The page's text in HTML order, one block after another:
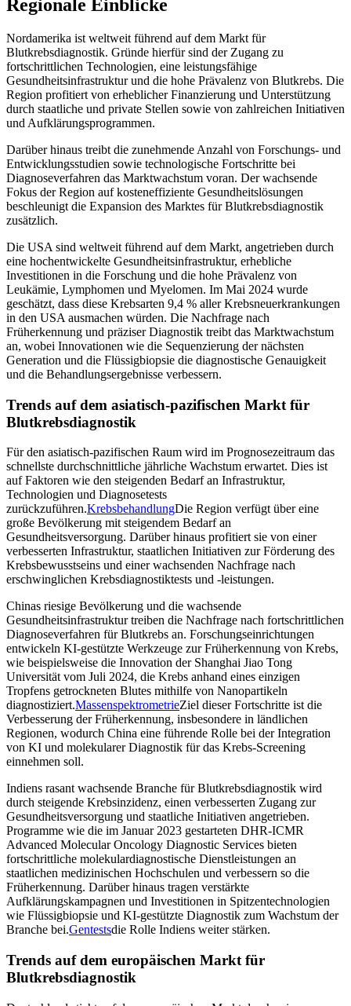
Regionale Einblicke
Nordamerika ist weltweit führend auf dem Markt für
Blutkrebsdiagnostik. Gründe hierfür sind der Zugang zu
fortschrittlichen Technologien, eine leistungsfähige
Gesundheitsinfrastruktur und die hohe Prävalenz von Blutkrebs. Die
Region profitiert von erheblicher Finanzierung und Unterstützung
durch staatliche und private Stellen sowie von zahlreichen Initiativen
und Aufklärungsprogrammen.
Darüber hinaus treibt die zunehmende Anzahl von Forschungs- und
Entwicklungsstudien sowie technologische Fortschritte bei
Diagnoseverfahren das Marktwachstum voran. Der wachsende
Fokus der Region auf kosteneffiziente Gesundheitslösungen
beschleunigt die Expansion des Marktes für Blutkrebsdiagnostik
zusätzlich.
Die USA sind weltweit führend auf dem Markt, angetrieben durch
eine hochentwickelte Gesundheitsinfrastruktur, erhebliche
Investitionen in die Forschung und die hohe Prävalenz von
Leukämie, Lymphomen und Myelomen. Im Mai 2024 wurde
geschätzt, dass diese Krebsarten 9,4 % aller Krebsneuerkrankungen
in den USA ausmachen würden. Die Nachfrage nach
Früherkennung und präziser Diagnostik treibt das Marktwachstum
an, wobei Innovationen wie die Sequenzierung der nächsten
Generation und die Flüssigbiopsie die diagnostische Genauigkeit
und die Behandlungsergebnisse verbessern.
Trends auf dem asiatisch-pazifischen Markt für
Blutkrebsdiagnostik
Für den asiatisch-pazifischen Raum wird im Prognosezeitraum das
schnellste durchschnittliche jährliche Wachstum erwartet. Dies ist
auf Faktoren wie den steigenden Bedarf an Infrastruktur,
Technologien und Diagnosetests
zurückzuführen.KrebsbehandlungDie Region verfügt über eine
große Bevölkerung mit steigendem Bedarf an
Gesundheitsversorgung. Darüber hinaus profitiert sie von einer
verbesserten Infrastruktur, staatlichen Initiativen zur Förderung des
Krebsbewusstseins und einer wachsenden Nachfrage nach
erschwinglichen Krebsdiagnostiktests und -leistungen.
Chinas riesige Bevölkerung und die wachsende
Gesundheitsinfrastruktur treiben die Nachfrage nach fortschrittlichen
Diagnoseverfahren für Blutkrebs an. Forschungseinrichtungen
entwickeln KI-gestützte Werkzeuge zur Früherkennung von Krebs,
wie beispielsweise die Innovation der Shanghai Jiao Tong
Universität vom Juli 2024, die Krebs anhand eines einzigen
Tropfens getrockneten Blutes mithilfe von Nanopartikeln
diagnostiziert.MassenspektrometrieZiel dieser Fortschritte ist die
Verbesserung der Früherkennung, insbesondere in ländlichen
Regionen, wodurch China eine führende Rolle bei der Integration
von KI und molekularer Diagnostik für das Krebs-Screening
einnehmen soll.
Indiens rasant wachsende Branche für Blutkrebsdiagnostik wird
durch steigende Krebsinzidenz, einen verbesserten Zugang zur
Gesundheitsversorgung und staatliche Initiativen angetrieben.
Programme wie die im Januar 2023 gestarteten DHR-ICMR
Advanced Molecular Oncology Diagnostic Services bieten
fortschrittliche molekulardiagnostische Dienstleistungen an
staatlichen medizinischen Hochschulen und verbessern so die
Früherkennung. Darüber hinaus tragen verstärkte
Aufklärungskampagnen und Investitionen in Spitzentechnologien
wie Flüssigbiopsie und KI-gestützte Diagnostik zum Wachstum der
Branche bei.Gentestsdie Rolle Indiens weiter stärken.
Trends auf dem europäischen Markt für
Blutkrebsdiagnostik